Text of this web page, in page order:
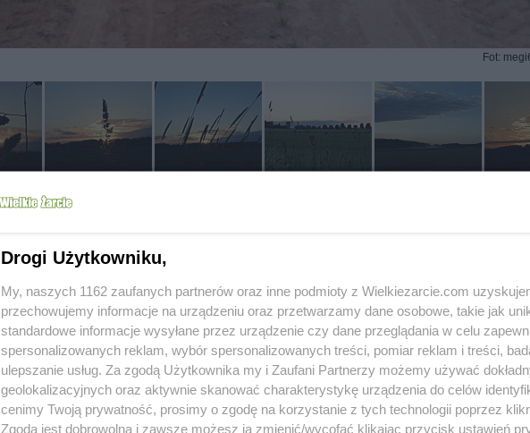
Fot:
Drogi Użytkowniku,
My, naszych 1162 zaufanych partnerów oraz inne podmioty z Wielkiezarcie.com
przechowujemy informacje na urządzeniu oraz przetwarzamy dane osobowe, takie jak
standardowe informacje wysyłane przez urządzenie czy dane przeglądania w celu
spersonalizowanych reklam, wybór spersonalizowanych treści, pomiar reklam i treści,
ulepszanie usług. Za zgodą Użytkownika my i Zaufani Partnerzy możemy używać
geolokalizacyjnych oraz aktywnie skanować charakterystykę urządzenia do celów
cenimy Twoją prywatność, prosimy o zgodę na korzystanie z tych technologii poprzez
Zgoda jest dobrowolna i zawsze możesz ją zmienić/wycofać klikając przycisk ustawień